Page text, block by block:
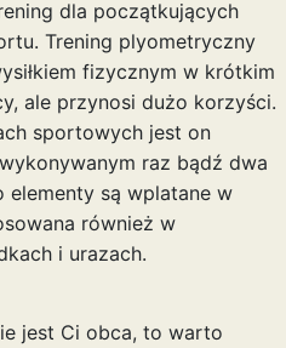
dla początkujących
Trening plyometryczny
fizycznym w krótkim
ale przynosi dużo korzyści.
sportowych jest on
raz bądź dwa
są wplatane w
również w
i urazach.
jest Ci obca, to warto